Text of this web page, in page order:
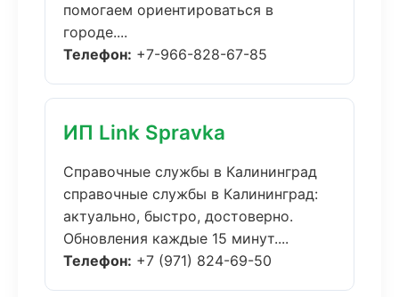
помогаем ориентироваться в
городе....
Телефон: +7-966-828-67-85
ИП Link Spravka
Справочные службы в Калининград
справочные службы в Калининград:
актуально, быстро, достоверно.
Обновления каждые 15 минут....
Телефон: +7 (971) 824-69-50